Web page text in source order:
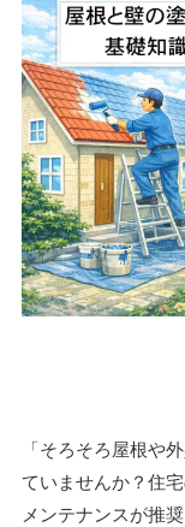
「そろそろ屋根や
ていませんか？住
メンテナンスが推